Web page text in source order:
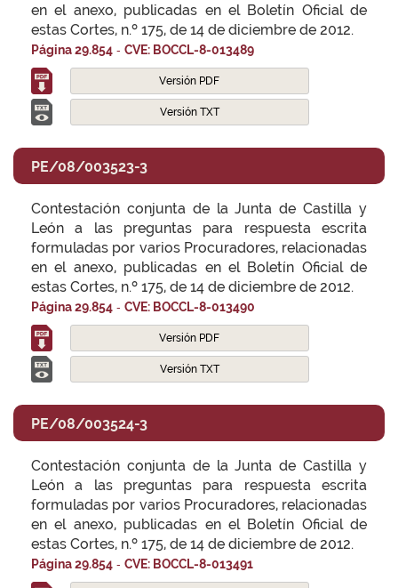
en el anexo, publicadas en el Boletín Oficial de
estas Cortes, n.º 175, de 14 de diciembre de 2012.
Página 29.854 - CVE: BOCCL-8-013489
Versión PDF
Versión TXT
PE/08/003523-3
Contestación conjunta de la Junta de Castilla y
León a las preguntas para respuesta escrita
formuladas por varios Procuradores, relacionadas
en el anexo, publicadas en el Boletín Oficial de
estas Cortes, n.º 175, de 14 de diciembre de 2012.
Página 29.854 - CVE: BOCCL-8-013490
Versión PDF
Versión TXT
PE/08/003524-3
Contestación conjunta de la Junta de Castilla y
León a las preguntas para respuesta escrita
formuladas por varios Procuradores, relacionadas
en el anexo, publicadas en el Boletín Oficial de
estas Cortes, n.º 175, de 14 de diciembre de 2012.
Página 29.854 - CVE: BOCCL-8-013491